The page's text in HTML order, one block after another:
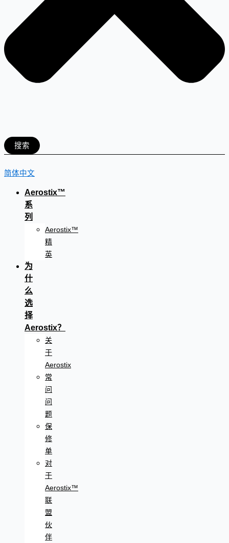
搜索
简体中文
Aerostix™
系
列
Aerostix™
精
英
为
什
么
选
择
Aerostix？
关
于
Aerostix
常
问
问
题
保
修
单
对
于
Aerostix™
联
盟
伙
伴